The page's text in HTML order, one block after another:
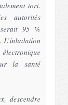
tort.
autorités
serait 95 %
L’inhalation
électronique
la santé
descendre